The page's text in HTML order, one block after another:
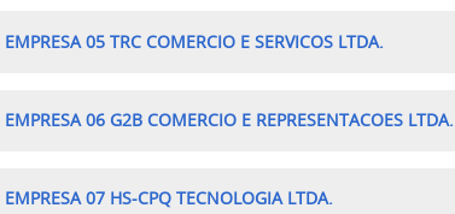
05 TRC COMERCIO E SERVICOS LTDA.
06 G2B COMERCIO E REPRESENTACOES LTDA.
07 HS-CPQ TECNOLOGIA LTDA.